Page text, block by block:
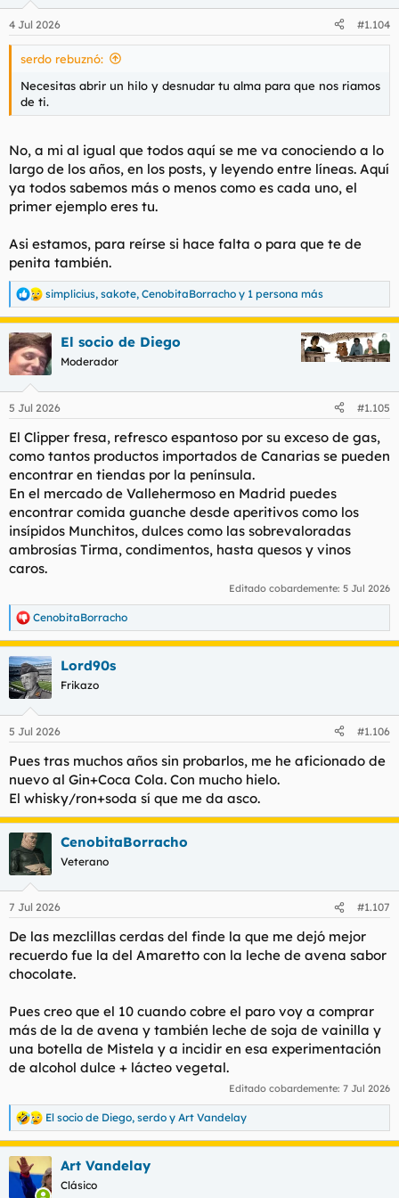
e
s
4 Jul 2026 #1.104
serdo rebuznó:
Necesitas abrir un hilo y desnudar tu alma para que nos riamos
de ti.
No, a mi al igual que todos aquí se me va conociendo a lo
largo de los años, en los posts, y leyendo entre líneas. Aquí
ya todos sabemos más o menos como es cada uno, el
primer ejemplo eres tu.
Asi estamos, para reírse si hace falta o para que te de
penita también.
R
e
a
c
c
i
e
:
simplicius, sakote, CenobitaBorracho y 1 persona más
El socio de Diego
Moderador
5 Jul 2026 #1.105
El Clipper fresa, refresco espantoso por su exceso de gas,
como tantos productos importados de Canarias se pueden
encontrar en tiendas por la península.
En el mercado de Vallehermoso en Madrid puedes
encontrar comida guanche desde aperitivos como los
insípidos Munchitos, dulces como las sobrevaloradas
ambrosías Tirma, condimentos, hasta quesos y vinos
caros.
Editado cobardemente: 5 Jul 2026
R
e
a
c
c
i
e
:
CenobitaBorracho
Lord90s
Frikazo
5 Jul 2026 #1.106
Pues tras muchos años sin probarlos, me he aficionado de
nuevo al Gin+Coca Cola. Con mucho hielo.
El whisky/ron+soda sí que me da asco.
CenobitaBorracho
Veterano
7 Jul 2026 #1.107
De las mezclillas cerdas del finde la que me dejó mejor
recuerdo fue la del Amaretto con la leche de avena sabor
chocolate.
Pues creo que el 10 cuando cobre el paro voy a comprar
más de la de avena y también leche de soja de vainilla y
una botella de Mistela y a incidir en esa experimentación
de alcohol dulce + lácteo vegetal.
Editado cobardemente: 7 Jul 2026
R
e
a
c
c
El socio de Diego, serdo y Art Vandelay
Art Vandelay
Clásico